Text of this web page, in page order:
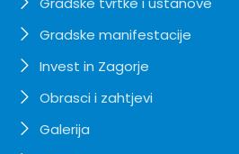
Gradske manifestacije
Invest in Zagorje
Obrasci i zahtjevi
Galerija